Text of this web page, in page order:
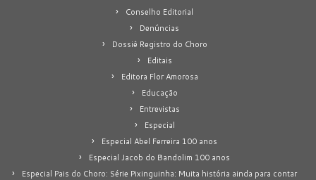
Conselho Editorial
Denúncias
Dossiê Registro do Choro
Editais
Editora Flor Amorosa
Educação
Entrevistas
Especial
Especial Abel Ferreira 100 anos
Especial Jacob do Bandolim 100 anos
Especial Pais do Choro: Série Pixinguinha: Muita história ainda para contar